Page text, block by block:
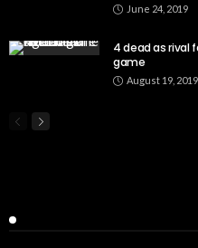
June 24, 2019
4 dead as rival
game
August 19, 2019